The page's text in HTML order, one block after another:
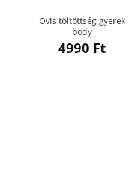
Ovis töltöttség gyerek
body
4990 Ft